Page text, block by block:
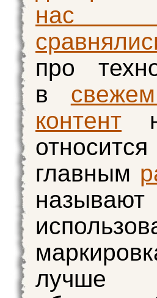
нас
про
в
контент
главным
лучше